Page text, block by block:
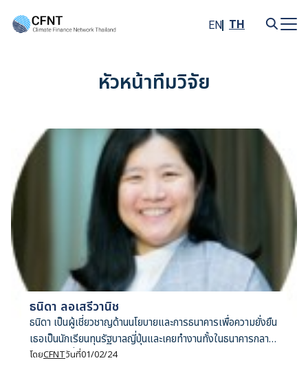
EN TH
หัวหน้าทีมวิจัย
ธนิดา ลอเสรีวานิช
ธนิดา เป็นผู้เชี่ยวชาญด้านนโยบายและการธนาคารเพื่อความยั่งยืน
เธอเป็นนักเรียนทุนรัฐบาลญี่ปุ่นและเคยทำงานทั้งในธนาคารกลาง
และบริษัทที่ปรึกษารวมกว่า 10 ปี ปัจจุบันดำรงตำแหน่งหัวหน้า
โดยCFNTวันที่01/02/24